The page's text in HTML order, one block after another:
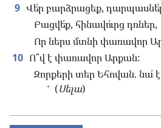
9 Վե՛ր բարձրացեք,
Բացվե՛ք, հինավո՛ւրց դռներ,
Որ ներս մտնի փառավոր
10 Ո՞վ է փառավոր Արքան:
Զորքերի տեր Եհովան.
+ (Սելա)